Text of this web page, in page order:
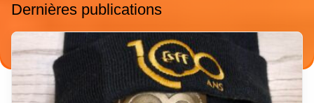
Dernières publications